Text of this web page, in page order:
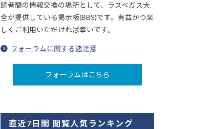
読者間の情報交換の場所として、ラスベガス大
全が提供している掲示板(BBS)です。有益かつ楽
しくご利用いただければ幸いです。
フォーラムに関する諸注意
フォーラムはこちら
直近7日間 閲覧人気ランキング